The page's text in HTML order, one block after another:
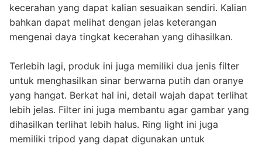
kecerahan yang dapat kalian sesuaikan sendiri. Kalian
bahkan dapat melihat dengan jelas keterangan
mengenai daya tingkat kecerahan yang dihasilkan.
Terlebih lagi, produk ini juga memiliki dua jenis filter
untuk menghasilkan sinar berwarna putih dan oranye
yang hangat. Berkat hal ini, detail wajah dapat terlihat
lebih jelas. Filter ini juga membantu agar gambar yang
dihasilkan terlihat lebih halus. Ring light ini juga
memiliki tripod yang dapat digunakan untuk